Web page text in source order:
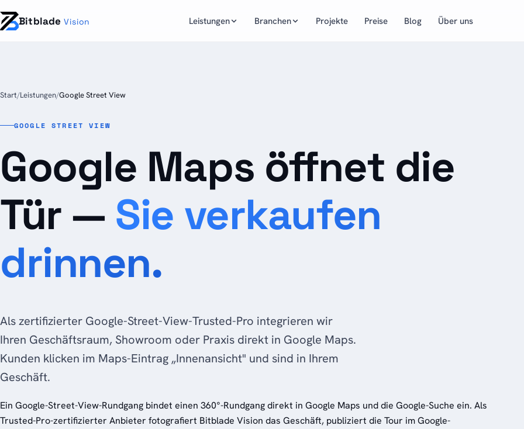
Bitblade Vision Leistungen Branchen Projekte Preise Blog Über uns
Start/Leistungen/Google Street View
GOOGLE STREET VIEW
Google Maps öffnet die
Tür — Sie verkaufen
drinnen.
Als zertifizierter Google-Street-View-Trusted-Pro integrieren wir
Ihren Geschäftsraum, Showroom oder Praxis direkt in Google Maps.
Kunden klicken im Maps-Eintrag „Innenansicht" und sind in Ihrem
Geschäft.
Ein Google-Street-View-Rundgang bindet einen 360°-Rundgang direkt in Google Maps und die Google-Suche ein. Als
Trusted-Pro-zertifizierter Anbieter fotografiert Bitblade Vision das Geschäft, publiziert die Tour im Google-